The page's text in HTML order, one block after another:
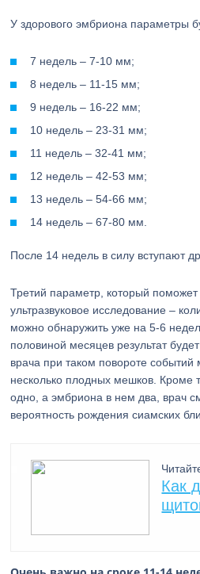
У здорового эмбриона параметры
7 недель – 7-10 мм;
8 недель – 11-15 мм;
9 недель – 16-22 мм;
10 недель – 23-31 мм;
11 недель – 32-41 мм;
12 недель – 42-53 мм;
13 недель – 54-66 мм;
14 недель – 67-80 мм.
После 14 недель в силу вступают
Третий параметр, который поможет
ультразвуковое исследование –
можно обнаружить уже на 5-6
половиной месяцев результат
врача при таком повороте событий
несколько плодных мешков. Кроме
одно, а эмбриона в нем два, врач
вероятность рождения сиамских
Как